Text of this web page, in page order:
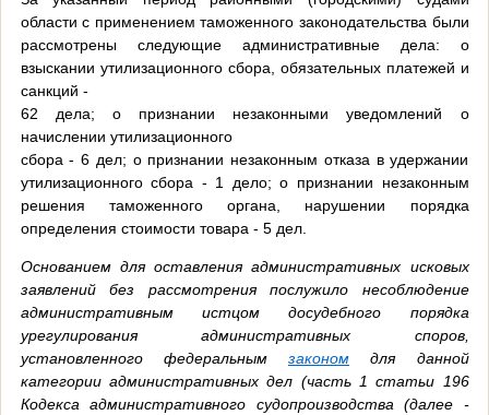
области с применением таможенного законодательства были
рассмотрены следующие административные дела: о
взыскании утилизационного сбора, обязательных платежей и
санкций -
62 дела; о признании незаконными уведомлений о
начислении утилизационного
сбора - 6 дел; о признании незаконным отказа в удержании
утилизационного сбора - 1 дело; о признании незаконным
решения таможенного органа, нарушении порядка
определения стоимости товара - 5 дел.
Основанием для оставления административных исковых
заявлений без рассмотрения послужило несоблюдение
административным истцомдосудебного порядка
урегулирования административных споров,
установленного федеральным законом для данной
категории административных дел (часть 1 статьи 196
Кодекса административного судопроизводства (далее -